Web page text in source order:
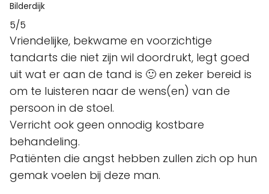
Bilderdijk
5/5
Vriendelijke, bekwame en voorzichtige
tandarts die niet zijn wil doordrukt, legt goed
uit wat er aan de tand is 🙂 en zeker bereid is
om te luisteren naar de wens(en) van de
persoon in de stoel.
Verricht ook geen onnodig kostbare
behandeling.
Patiënten die angst hebben zullen zich op hun
gemak voelen bij deze man.